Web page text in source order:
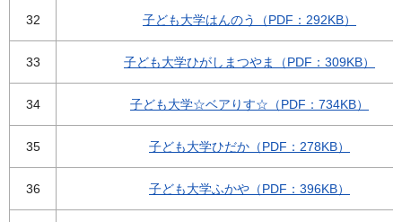
32 子ども大学はんのう（PDF：292KB）
33 子ども大学ひがしまつやま（PDF：309KB）
34 子ども大学☆ベアりす☆（PDF：734KB）
35 子ども大学ひだか（PDF：278KB）
36 子ども大学ふかや（PDF：396KB）